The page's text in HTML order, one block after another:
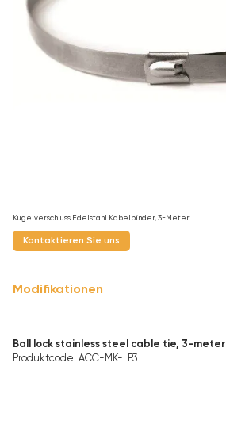
Kugelverschluss Edelstahl Kabelbinder, 3-Meter
Kontaktieren Sie uns
Modifikationen
Ball lock stainless steel cable tie, 3-meter
Produktcode: ACC-MK-LP3